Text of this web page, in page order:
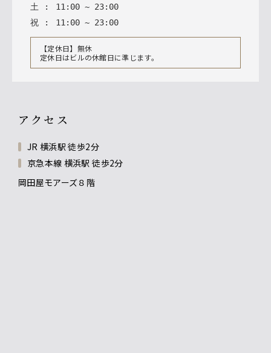
土 : 11 : 00 ~ 23: 00
祝 : 11 : 00 ~ 23: 00
【定休日】無休
定休日はビルの休館日に準じます。
アクセス
JR 横浜駅 徒歩2分
京急本線 横浜駅 徒歩2分
岡田屋モアーズ８階